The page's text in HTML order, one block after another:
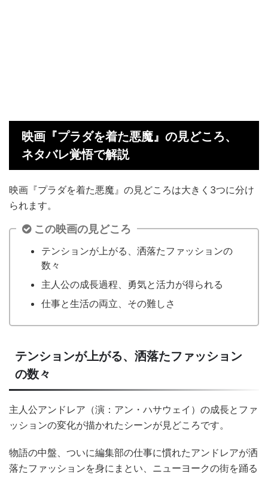
映画『プラダを着た悪魔』の見どころ、
ネタバレ覚悟で解説
映画『プラダを着た悪魔』の見どころは大きく3つに分け
られます。
この映画の見どころ
テンションが上がる、洒落たファッションの
数々
主人公の成長過程、勇気と活力が得られる
仕事と生活の両立、その難しさ
テンションが上がる、洒落たファッション
の数々
主人公アンドレア（演：アン・ハサウェイ）の成長とファ
ッションの変化が描かれたシーンが見どころです。
物語の中盤、ついに編集部の仕事に慣れたアンドレアが洒
落たファッションを身にまとい、ニューヨークの街を踊る